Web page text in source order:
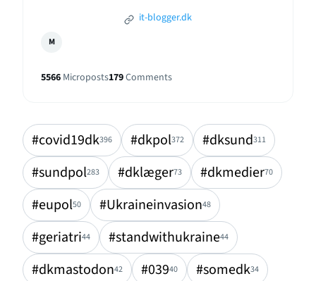
it-blogger.dk
M
5566 Microposts179Comments
#covid19dk396 #dkpol372 #dksund311
#sundpol283 #dklæger73 #dkmedier70
#eupol50 #Ukraineinvasion48
#geriatri44 #standwithukraine44
#dkmastodon42 #03940 #somedk34